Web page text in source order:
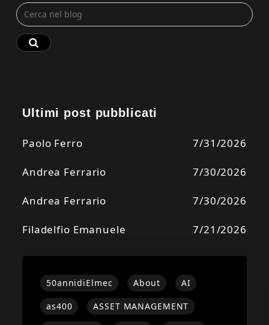
Ultimi post pubblicati
Paolo Ferro 7/31/2026
Andrea Ferrario 7/30/2026
Andrea Ferrario 7/30/2026
Filadelfio Emanuele 7/21/2026
50annidiElmec About AI
as400 ASSET MANAGEMENT